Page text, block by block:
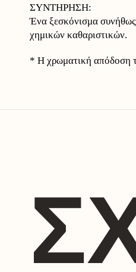
ΣΥΝΤΗΡΗΣΗ:
Ένα ξεσκόνισμα συνήθως
χημικών καθαριστικών.
* Η χρωματική απόδοση